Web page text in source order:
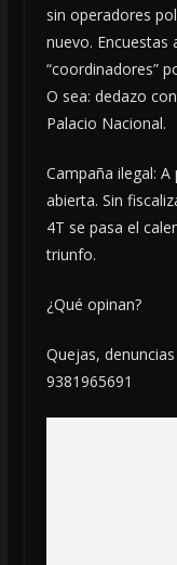
sin operadores
nuevo. Encuestas
“coordinadores”
O sea: dedazo
Palacio Nacional.
Campaña ilegal:
abierta. Sin
4T se pasa el
triunfo.
¿Qué opinan?
Quejas,
9381965691